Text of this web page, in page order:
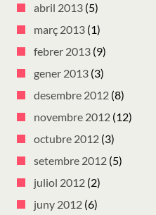
abril 2013 (5)
març 2013 (1)
febrer 2013 (9)
gener 2013 (3)
desembre 2012 (8)
novembre 2012 (12)
octubre 2012 (3)
setembre 2012 (5)
juliol 2012 (2)
juny 2012 (6)